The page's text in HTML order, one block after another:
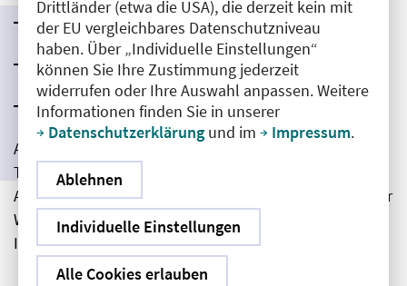
Drittländer (etwa die USA), die derzeit kein mit
der EU vergleichbares Datenschutzniveau
haben. Über „Individuelle Einstellungen“
können Sie Ihre Zustimmung jederzeit
widerrufen oder Ihre Auswahl anpassen. Weitere
Informationen finden Sie in unserer
Datenschutzerklärung und im Impressum.
Ablehnen
Individuelle Einstellungen
Alle Cookies erlauben
Termin:25. April 2024
Beratung & Kontakt:
info@boys-day.de
Website:
www.boys-day.de
Ausführliche Informationen zum Aktionstag und zu
Themen, wie Aufsichtspflicht, Versicherungs- oder
Arbeitsschutz, und Schweigepflicht erhalten Sie auf der
Website im Bereich für Unternehmen und
Institutionen.